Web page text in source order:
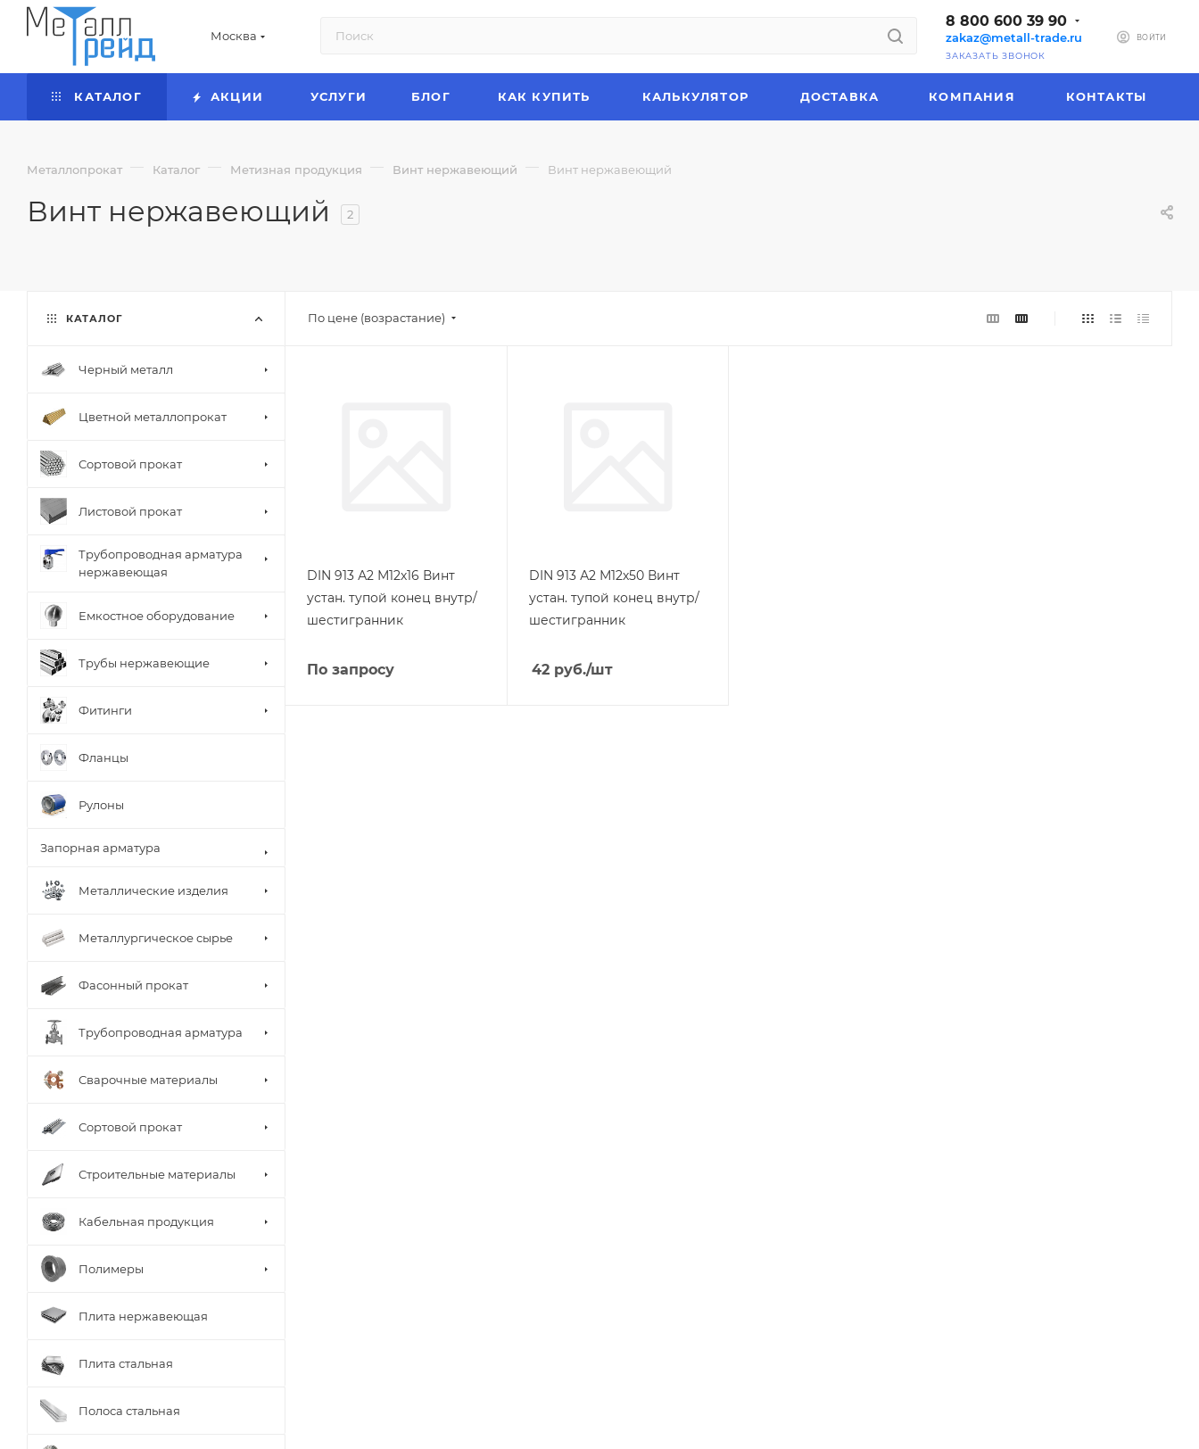
Москва
8 800 600 39 90
zakaz@metall-trade.ru
ЗАКАЗАТЬ ЗВОНОК
ВОЙТИ
КАТАЛОГ АКЦИИ УСЛУГИ БЛОГ КАК КУПИТЬ КАЛЬКУЛЯТОР ДОСТАВКА КОМПАНИЯ КОНТАКТЫ
Металлопрокат — Каталог — Метизная продукция — Винт нержавеющий — Винт нержавеющий
Винт нержавеющий 2
По цене (возрастание)
DIN 913 А2 М12х16 Винт
устан. тупой конец внутр/
шестигранник
По запросу
DIN 913 А2 М12х50 Винт
устан. тупой конец внутр/
шестигранник
42руб./шт
КАТАЛОГ
Черный металл
Цветной металлопрокат
Сортовой прокат
Листовой прокат
Трубопроводная арматура
нержавеющая
Емкостное оборудование
Трубы нержавеющие
Фитинги
Фланцы
Рулоны
Запорная арматура
Металлические изделия
Металлургическое сырье
Фасонный прокат
Трубопроводная арматура
Сварочные материалы
Сортовой прокат
Строительные материалы
Кабельная продукция
Полимеры
Плита нержавеющая
Плита стальная
Полоса стальная